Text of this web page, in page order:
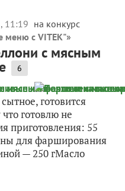
11:19 на конкурс
меню с VITEK"»
с мясным
6
готовится
готовлю не
приготовления: 55
для фарширования
— 250 гМасло